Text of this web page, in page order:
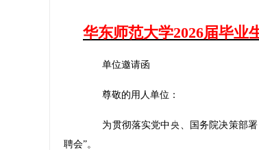
华东师范大学2026届毕业
单位邀请函
尊敬的用人单位：
为贯彻落实党中央、国务院决策部署
聘会”。